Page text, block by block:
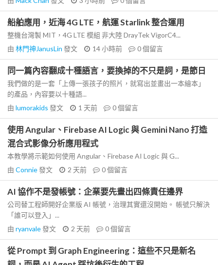
船舶應用，近海 4G LTE，航運 Starlink 整合運用
整機台灣製 MIT，4G LTE 模組 非大陸 DrayTek VigorC4...
由 林門神JanusLin 發文 14 小時前 0個留言
同一篇內容翻成十種語言，要換掉的不只是詞，是節日
我們做的是一套「上傳一張孩子的照片，就寫出並畫出一本繪本」
的產品，內容要以十種語...
由 lumorakids 發文 1 天前 0個留言
使用 Angular、Firebase AI Logic 與 Gemini Nano 打造
混合式影像分析應用程式
本教學將示範如何使用 Angular、Firebase AI Logic 與 G...
由 Connie發文 2 天前 0個留言
AI 協作不是發帳號：企業要先畫出四條責任邊界
公司替工程師開好企業版 AI 帳號，治理其實還沒開始。 帳號只解決
「誰可以登入」...
由 ryanvale發文 2 天前 0個留言
從 Prompt 到 Graph Engineering：這些不只是新名